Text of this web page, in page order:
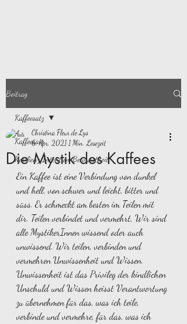
Beitrag
Kaffeesatz
Resilienz Intention Bewusstheit
Kaffeesatz
Die Mystik des Kaffees
Christina Fleur de Lys
6. Apr. 2021 1 Min. Lesezeit
Ein Kaffee ist eine Verbindung von dunkel
und hell, von schwer und leicht, bitter und
süss. Er schmeckt am besten im Teilen mit
dir. Teilen verbindet und vermehrt, Wir sind
alle MystikerInnen wissend oder auch
unwissend. Wir teilen, verbinden und
vermehren Unwissenheit und Wissen.
Unwissenheit ist das Privileg der kindlichen
Unschuld und Wissen heisst Verantwortung
zu übernehmen für das, was ich teile,
verbinde und vermehre, für das, was ich